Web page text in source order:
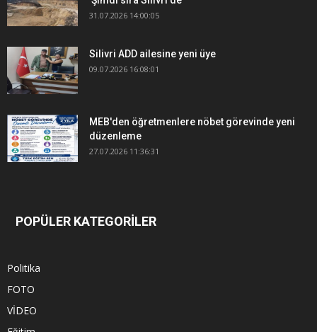
31.07.2026 14:00:05
Silivri ADD ailesine yeni üye
09.07.2026 16:08:01
MEB'den öğretmenlere nöbet görevinde yeni
düzenleme
27.07.2026 11:36:31
POPÜLER KATEGORİLER
Politika
FOTO
VİDEO